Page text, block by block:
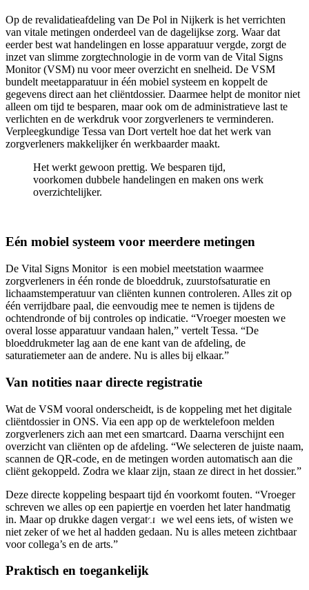
Op de revalidatieafdeling van De Pol in Nijkerk is het verrichten
van vitale metingen onderdeel van de dagelijkse zorg. Waar dat
eerder best wat handelingen en losse apparatuur vergde, zorgt de
inzet van slimme zorgtechnologie in de vorm van de Vital Signs
Monitor (VSM) nu voor meer overzicht en snelheid. De VSM
bundelt meetapparatuur in één mobiel systeem en koppelt de
gegevens direct aan het cliëntdossier. Daarmee helpt de monitor niet
alleen om tijd te besparen, maar ook om de administratieve last te
verlichten en de werkdruk voor zorgverleners te verminderen.
Verpleegkundige Tessa van Dort vertelt hoe dat het werk van
zorgverleners makkelijker én werkbaarder maakt.
Het werkt gewoon prettig. We besparen tijd,
voorkomen dubbele handelingen en maken ons werk
overzichtelijker.
Eén mobiel systeem voor meerdere metingen
De Vital Signs Monitor is een mobiel meetstation waarmee
zorgverleners in één ronde de bloeddruk, zuurstofsaturatie en
lichaamstemperatuur van cliënten kunnen controleren. Alles zit op
één verrijdbare paal, die eenvoudig mee te nemen is tijdens de
ochtendronde of bij controles op indicatie. “Vroeger moesten we
overal losse apparatuur vandaan halen,” vertelt Tessa. “De
bloeddrukmeter lag aan de ene kant van de afdeling, de
saturatiemeter aan de andere. Nu is alles bij elkaar.”
Van notities naar directe registratie
Wat de VSM vooral onderscheidt, is de koppeling met het digitale
cliëntdossier in ONS. Via een app op de werktelefoon melden
zorgverleners zich aan met een smartcard. Daarna verschijnt een
overzicht van cliënten op de afdeling. “We selecteren de juiste naam,
scannen de QR-code, en de metingen worden automatisch aan die
cliënt gekoppeld. Zodra we klaar zijn, staan ze direct in het dossier.”
Deze directe koppeling bespaart tijd én voorkomt fouten. “Vroeger
schreven we alles op een papiertje en voerden het later handmatig
in. Maar op drukke dagen vergaten we wel eens iets, of wisten we
niet zeker of we het al hadden gedaan. Nu is alles meteen zichtbaar
voor collega’s en de arts.”
Praktisch en toegankelijk